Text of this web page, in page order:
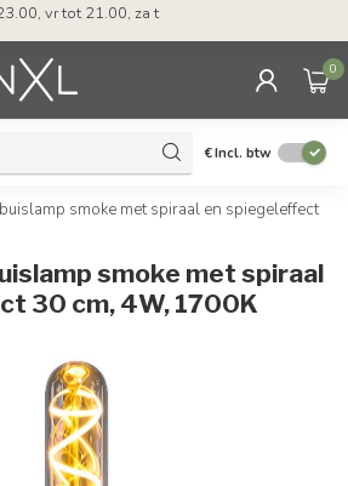
vr tot 21.00, za tot
0
€Incl. btw
smoke met spiraal en spiegeleffect
smoke met spiraal
30 cm, 4W, 1700K